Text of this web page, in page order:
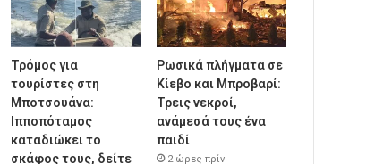
Τρόμος για
τουρίστες στη
Μποτσουάνα:
Ιπποπόταμος
καταδιώκει το
σκάφος τους, δείτε
Ρωσικά πλήγματα σε
Κίεβο και Μπροβαρί:
Τρεις νεκροί,
ανάμεσά τους ένα
παιδί
2 ώρες πρίν